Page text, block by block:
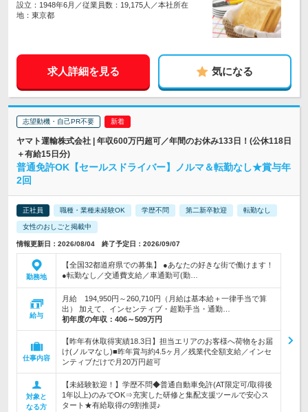
設立：1948年6月／従業員数：19,175人／本社所在
地：東京都
求人詳細を見る 気になる
志望動機・自己PR不要
ヤマト運輸株式会社 | 年収600万円超可／年間のお休み133日！(公休118日
＋有給15日分)
普通免許OK【セールスドライバー】ノルマ＆転勤なし★賞与年
2回
正社員 職種・業種未経験OK 学歴不問 第二新卒歓迎 転勤なし
女性のおしごと掲載中
情報更新日：2026/08/04 終了予定日：2026/09/07
勤務地
【全国32都道府県での募集】 ●あなたの好きな街で働けます！
●転勤なし／交通費支給／車通勤可(勤…
給与
月給 194,950円～260,710円（月給は基本給＋一律手当で算
出） 加えて、インセンティブ・超勤手当・通勤…
初年度の年収： 406～509万円
仕事内容
【昨年有休取得実績18.3日】担当エリアのお客様へ荷物をお届
け(ノルマなし)■昨年賞与約4.5ヶ月／残業代全額支給／インセ
ンティブだけで月20万円超可
対象と
なる方
【未経験歓迎！】学歴不問◆普通自動車免許(AT限定可/取得後
1年以上)のみでOK⇒充実した研修と集配支援ツールで安心ス
タート★有給取得の9割推奨♪